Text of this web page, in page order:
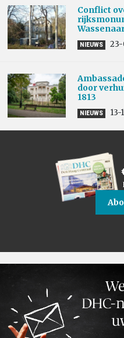
Conflict
NIEUWS 23-
door
1813
NIEUWS 13-